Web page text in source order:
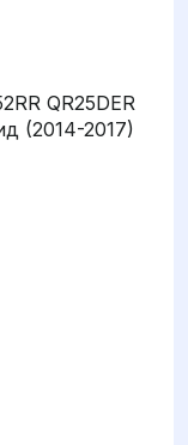
QR25DER
(2014-2017)